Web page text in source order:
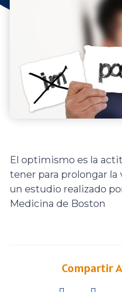
El optimismo es la
tener para prolongar la
un estudio realizado
Medicina de Boston
Compartir